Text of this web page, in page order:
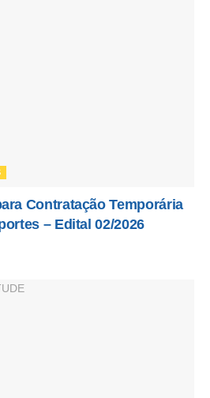
Contratação Temporária
– Edital 02/2026